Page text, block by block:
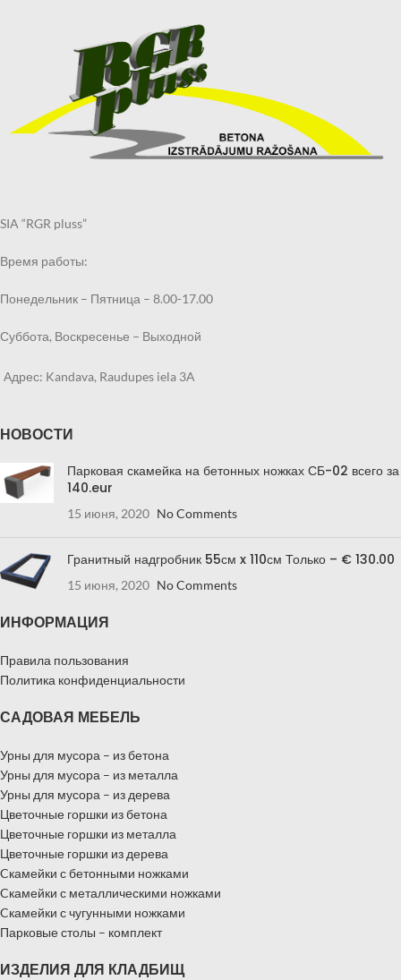
SIA “RGR pluss”
Время работы:
Понедельник – Пятница – 8.00-17.00
Суббота, Воскресенье – Выходной
Адрес: Kandava, Raudupes iela 3A
НОВОСТИ
Парковая скамейка на бетонных ножках СБ-02 всего за
140.eur
15 июня, 2020 No Comments
Гранитный надгробник 55см x 110см Только – € 130.00
15 июня, 2020 No Comments
ИНФОРМАЦИЯ
Правила пользования
Политика конфиденциальности
САДОВАЯ МЕБЕЛЬ
Урны для мусора – из бетона
Урны для мусора – из металла
Урны для мусора – из дерева
Цветочные горшки из бетона
Цветочные горшки из металла
Цветочные горшки из дерева
Cкамейки с бетонными ножками
Cкамейки с металлическими ножками
Cкамейки с чугунными ножками
Парковые столы – комплект
ИЗДЕЛИЯ ДЛЯ КЛАДБИЩ